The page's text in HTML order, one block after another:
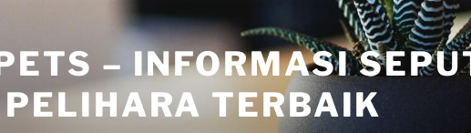
– INFORMASI
PELIHARA TERBAIK